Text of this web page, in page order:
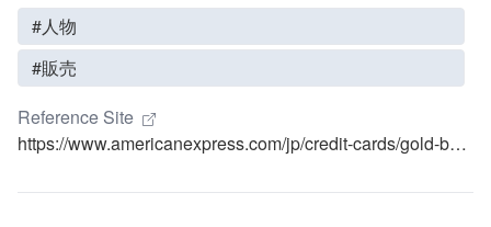
#人物
#販売
Reference Site
https://www.americanexpress.com/jp/credit-cards/gold-business-corp-card